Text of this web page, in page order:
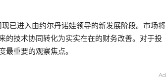
已进入由约尔丹诺娃领导的新发展阶段。市场将
的技术协同转化为实实在在的财务改善。对于投
重要的观察焦点。
Ad